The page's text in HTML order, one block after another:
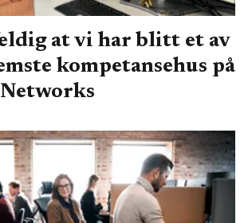
at vi har blitt et av
kompetansehus på